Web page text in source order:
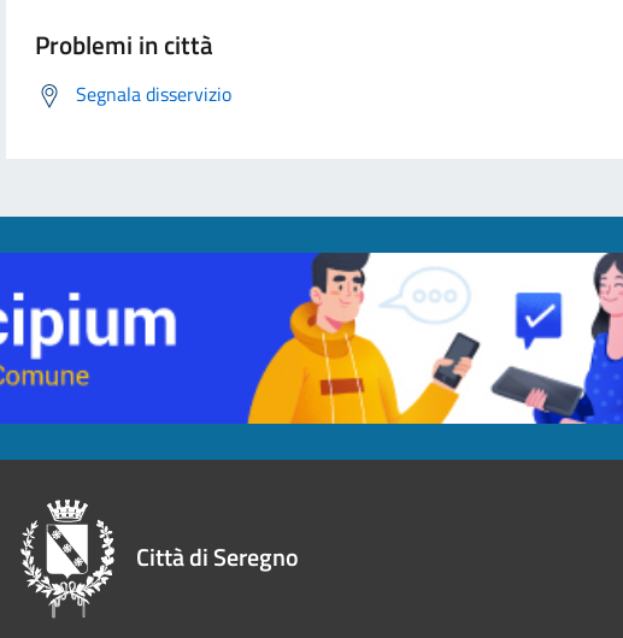
Problemi in città
Segnala disservizio
Città di Seregno